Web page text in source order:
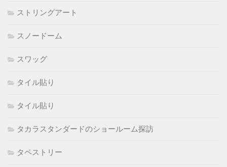
ストリングアート
スノードーム
スワッグ
タイル貼り
タイル貼り
タカラスタンダードのショールーム探訪
タペストリー